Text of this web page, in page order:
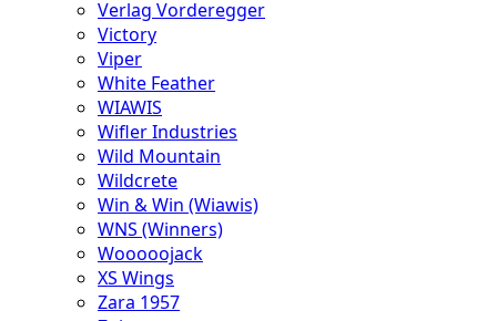
Verlag Vorderegger
Victory
Viper
White Feather
WIAWIS
Wifler Industries
Wild Mountain
Wildcrete
Win & Win (Wiawis)
WNS (Winners)
Wooooojack
XS Wings
Zara 1957